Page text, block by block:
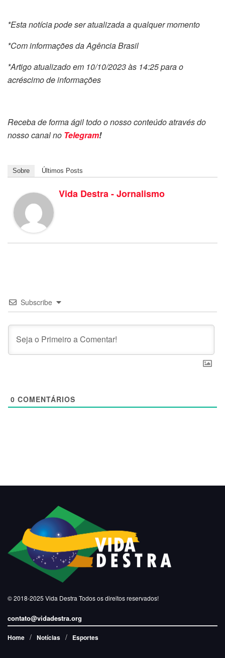
*Esta notícia pode ser atualizada a qualquer momento
*Com informações da Agência Brasil
*Artigo atualizado em 10/10/2023 às 14:25 para o
acréscimo de informações
Receba de forma ágil todo o nosso conteúdo através do
nosso canal no Telegram!
Sobre Últimos Posts
Vida Destra - Jornalismo
Subscribe
0 COMENTÁRIOS
© 2018-2025 Vida Destra Todos os direitos reservados!
contato@vidadestra.org
Home Notícias Esportes